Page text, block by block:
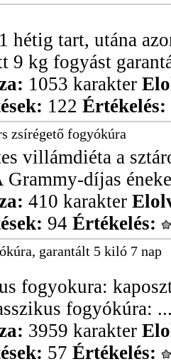
hétig tart, utána
9 kg fogyást
1053 karakter
122 Értékelés:
zsírégető fogyókúra
villámdiéta a
Grammy-díjas
410 karakter
94 Értékelés:
garantált 5 kiló 7 nap
fogyokura:
fogyókúra:
3959 karakter
57 Értékelés: